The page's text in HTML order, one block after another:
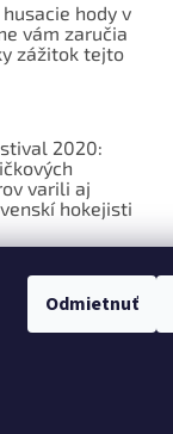
Odmietnuť
husacie hody v
vám zaručia
zážitok tejto
2020:
varili aj
hokejisti
o
potravinách